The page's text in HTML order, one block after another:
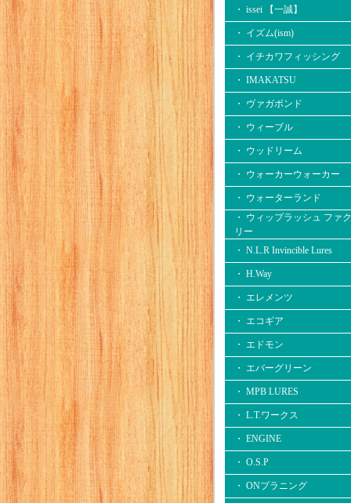
・ issei 【一誠】
・ イズム(ism)
・ イチカワフィッシング
・ IMAKATSU
・ ヴァガボンド
・ ウィーブル
・ ウッドリーム
・ ウォーカーウォーカー
・ ウォーターランド
・ ウィップラッシュ ファ
リー
・ N.L.R Invincible Lures
・ H.Way
・ エレメンツ
・ エコギア
・ エドモン
・ エバーグリーン
・ MPB LURES
・ L.T.ワークス
・ ENGINE
・ O.S.P
・ ONプラニング